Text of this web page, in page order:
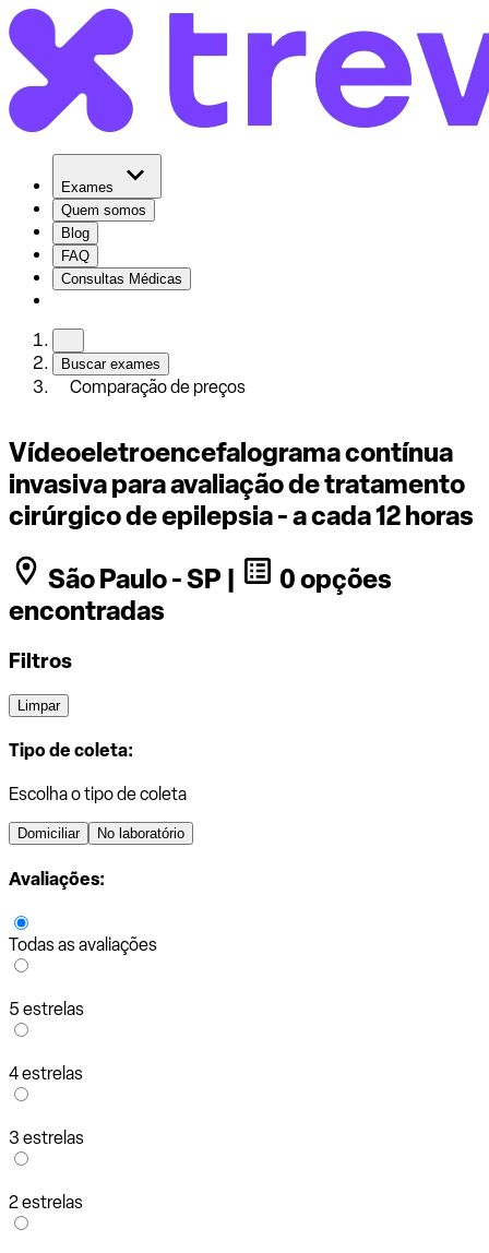
Exames
Quem somos
Blog
FAQ
Consultas Médicas
Buscar exames
Comparação de preços
Vídeoeletroencefalograma contínua
invasiva para avaliação de tratamento
cirúrgico de epilepsia - a cada 12 horas
São Paulo - SP |
0 opções
encontradas
Filtros
Limpar
Tipo de coleta:
Escolha o tipo de coleta
Domiciliar No laboratório
Avaliações:
Todas as avaliações
5 estrelas
4 estrelas
3 estrelas
2 estrelas